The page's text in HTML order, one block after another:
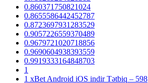
0.860371750821024
0.8655586442452787
0.8723697931283529
0.9057226559370489
0.9679721020718856
0.9690604938393559
0.9919333164848703
1
1 xBet Android iOS indir Tətbiq – 598